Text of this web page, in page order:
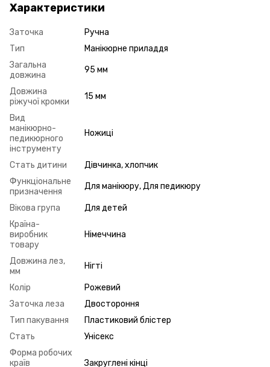
Характеристики
Заточка
Ручна
Тип
Манікюрне приладдя
Загальна
довжина
95 мм
Довжина
ріжучої кромки
15 мм
Вид
манікюрно-
педикюрного
інструменту
Ножиці
Стать дитини
Дівчинка, хлопчик
Функціональне
призначення
Для манікюру, Для педикюру
Вікова група
Для детей
Країна-
виробник
товару
Німеччина
Довжина лез,
мм
Нігті
Колір
Рожевий
Заточка леза
Двостороння
Тип пакування
Пластиковий блістер
Стать
Унісекс
Форма робочих
країв
Закруглені кінці